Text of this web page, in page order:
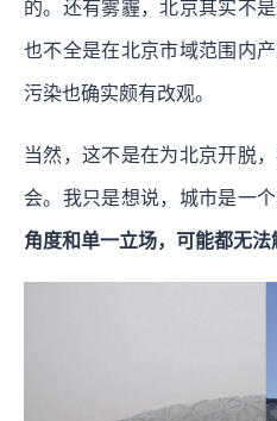
的。还有雾霾，北京其实不
也不全是在北京市域范围内
污染也确实颇有改观。
当然，这不是在为北京开脱
会。我只是想说，城市是一
角度和单一立场，可能都无法